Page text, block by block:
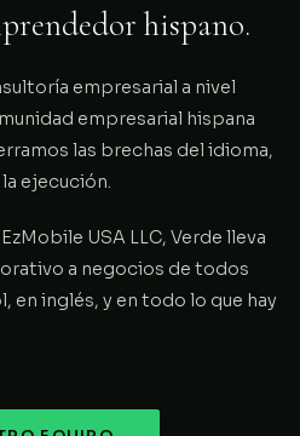
hispano.
empresarial a nivel
empresarial hispana
las brechas del idioma,
ejecución.
USA LLC, Verde lleva
a negocios de todos
en inglés, y en todo lo que hay